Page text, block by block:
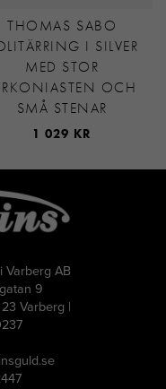
THOMAS SABO
I SILVER
MED STOR
OCH
SMÅ STENAR
1 029 KR
AB
9
Varberg |